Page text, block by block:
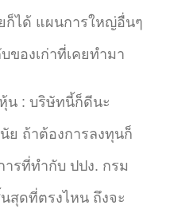
ก็ได้ แผนการใหญ่อื่นๆ
องเก่าที่เคยทำมา
น : บริษัทนี้ก็ดีนะ
ย ถ้าต้องการลงทุนก็
รที่ทำกับ ปปง. กรม
สุดที่ตรงไหน ถึงจะ